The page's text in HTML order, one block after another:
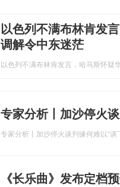
以色列不满布林肯发
调解令中东迷茫
以色列不满布林肯发言，哈马斯怀疑
专家分析丨加沙停火
专家分析丨加沙停火谈判缘何难以“谈
《长乐曲》发布定档